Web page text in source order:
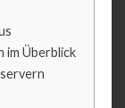
im Überblick